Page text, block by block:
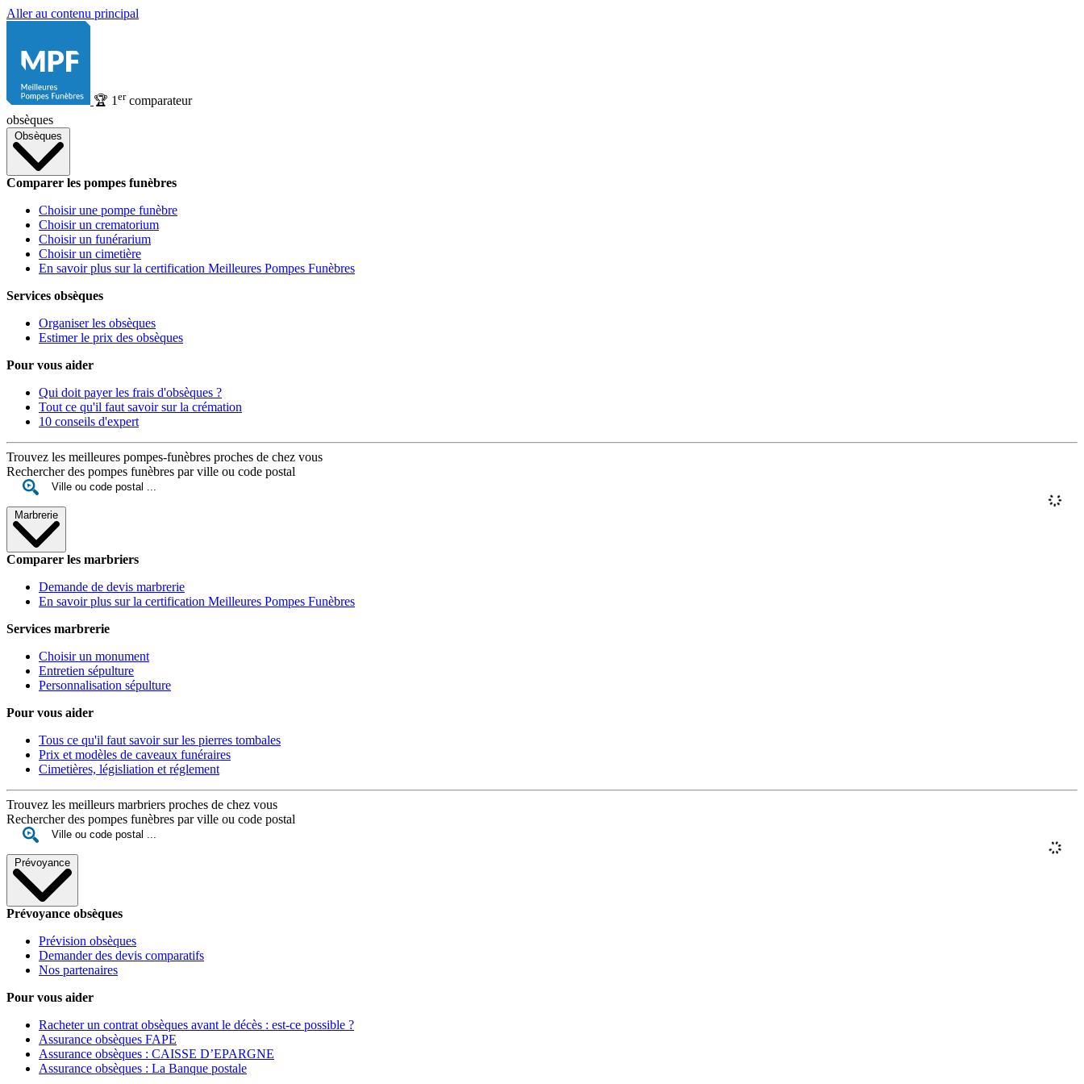
Aller au contenu principal
🏆 1 ercomparateur
obsèques
Obsèques
Comparer les pompes funèbres
Choisir une pompe funèbre
Choisir un crematorium
Choisir un funérarium
Choisir un cimetière
En savoir plus sur la certification Meilleures Pompes Funèbres
Services obsèques
Organiser les obsèques
Estimer le prix des obsèques
Pour vous aider
Qui doit payer les frais d'obsèques ?
Tout ce qu'il faut savoir sur la crémation
10 conseils d'expert
Trouvez les meilleures pompes-funèbres proches de chez vous
Rechercher des pompes funèbres par ville ou code postal
Marbrerie
Comparer les marbriers
Demande de devis marbrerie
En savoir plus sur la certification Meilleures Pompes Funèbres
Services marbrerie
Choisir un monument
Entretien sépulture
Personnalisation sépulture
Pour vous aider
Tous ce qu'il faut savoir sur les pierres tombales
Prix et modèles de caveaux funéraires
Cimetières, législiation et réglement
Trouvez les meilleurs marbriers proches de chez vous
Rechercher des pompes funèbres par ville ou code postal
Prévoyance
Prévoyance obsèques
Prévision obsèques
Demander des devis comparatifs
Nos partenaires
Pour vous aider
Racheter un contrat obsèques avant le décès : est-ce possible ?
Assurance obsèques FAPE
Assurance obsèques : CAISSE D’EPARGNE
Assurance obsèques : La Banque postale